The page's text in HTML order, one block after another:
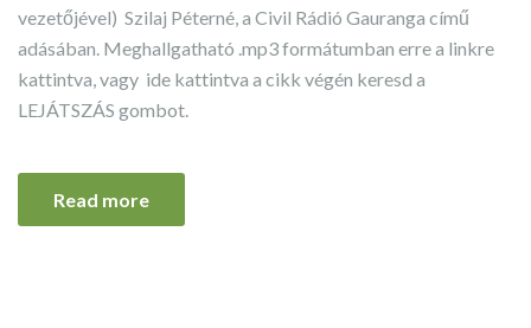
vezetőjével) Szilaj Péterné, a Civil Rádió Gauranga című
adásában. Meghallgatható .mp3 formátumban erre a linkre
kattintva, vagy ide kattintva a cikk végén keresd a
LEJÁTSZÁS gombot.
Read more